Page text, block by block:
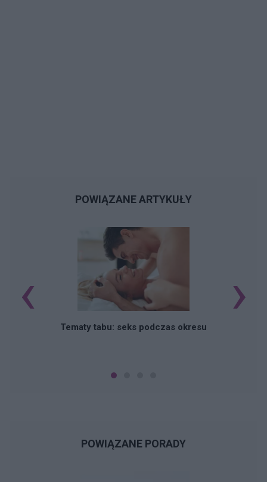
POWIĄZANE ARTYKUŁY
Tematy tabu: seks podczas okresu
‹ ›
POWIĄZANE PORADY